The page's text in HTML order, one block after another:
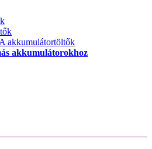
akkumulátortöltők
akkumulátorokhoz